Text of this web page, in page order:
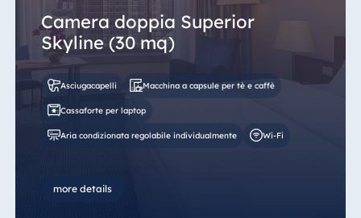
Camera doppia Superior
Skyline (30 mq)
Asciugacapelli Macchina a capsule per tè e caffè
Cassaforte per laptop
Aria condizionata regolabile individualmente Wi-Fi
more details